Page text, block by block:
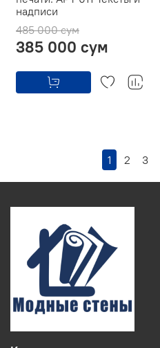
надписи
485 000 сум
385 000 сум
1 2 3